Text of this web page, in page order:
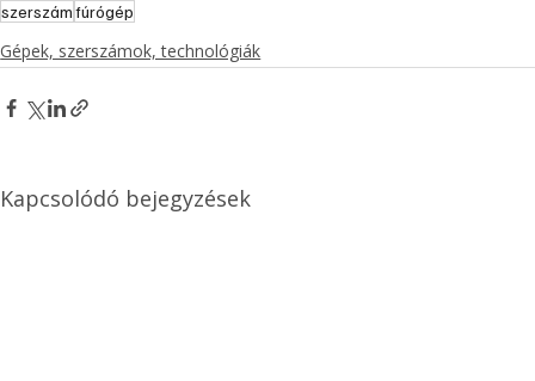
szerszámfúrógép
Gépek, szerszámok, technológiák
Kapcsolódó bejegyzések